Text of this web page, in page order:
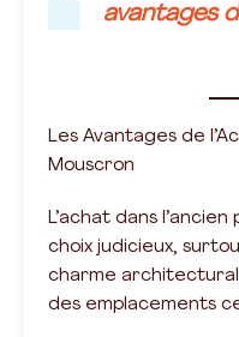
avantages
Les Avantages de
Mouscron
L’achat dans
choix judicieux,
charme
des emplacements